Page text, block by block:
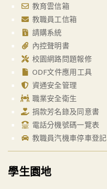
教育雲信箱
教職員工信箱
請購系統
內控聲明書
校園網路問題報修
ODF文件應用工具
資通安全管理
職業安全衛生
捐款芳名錄及同意書
電話分機號碼一覽表
教職員汽機車停車登記
學生園地